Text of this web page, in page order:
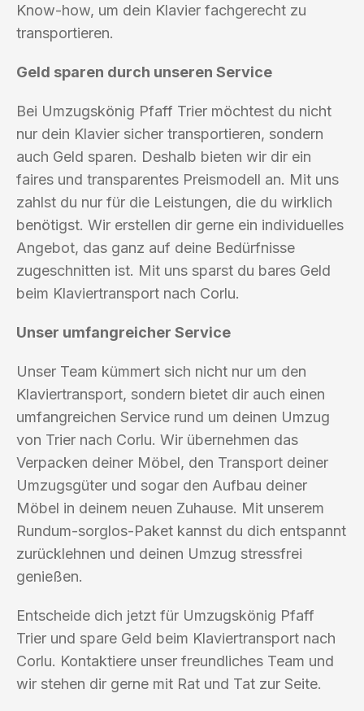
Know-how, um dein Klavier fachgerecht zu
transportieren.
Geld sparen durch unseren Service
Bei Umzugskönig Pfaff Trier möchtest du nicht
nur dein Klavier sicher transportieren, sondern
auch Geld sparen. Deshalb bieten wir dir ein
faires und transparentes Preismodell an. Mit uns
zahlst du nur für die Leistungen, die du wirklich
benötigst. Wir erstellen dir gerne ein individuelles
Angebot, das ganz auf deine Bedürfnisse
zugeschnitten ist. Mit uns sparst du bares Geld
beim Klaviertransport nach Corlu.
Unser umfangreicher Service
Unser Team kümmert sich nicht nur um den
Klaviertransport, sondern bietet dir auch einen
umfangreichen Service rund um deinen Umzug
von Trier nach Corlu. Wir übernehmen das
Verpacken deiner Möbel, den Transport deiner
Umzugsgüter und sogar den Aufbau deiner
Möbel in deinem neuen Zuhause. Mit unserem
Rundum-sorglos-Paket kannst du dich entspannt
zurücklehnen und deinen Umzug stressfrei
genießen.
Entscheide dich jetzt für Umzugskönig Pfaff
Trier und spare Geld beim Klaviertransport nach
Corlu. Kontaktiere unser freundliches Team und
wir stehen dir gerne mit Rat und Tat zur Seite.